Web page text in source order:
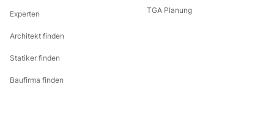
Experten
Architekt finden
Statiker finden
Baufirma finden
TGA Planung